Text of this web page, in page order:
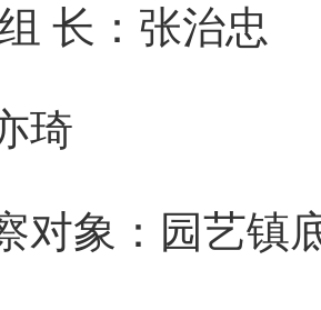
：张治忠
象：园艺镇